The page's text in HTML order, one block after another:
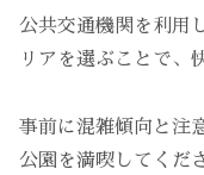
公共交通機関を利用
リアを選ぶことで、
事前に混雑傾向と注
公園を満喫してくだ